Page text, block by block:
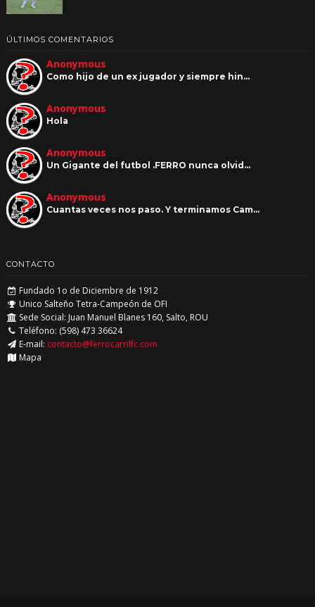
ÚLTIMOS COMENTARIOS
Anonymous
Como hijo de un ex jugador y siempre hin…
Anonymous
Hola
Anonymous
Un Gigante del futbol .FERRO nunca olvid…
Anonymous
Cuantas veces nos paso. Y terminamos Cam…
CONTACTO
Fundado 1o de Diciembre de 1912
Unico Salteño Tetra-Campeón de OFI
Sede Social: Juan Manuel Blanes 160, Salto, ROU
Teléfono: (598) 473 36624
E-mail: contacto@ferrocarrilfc.com
Mapa